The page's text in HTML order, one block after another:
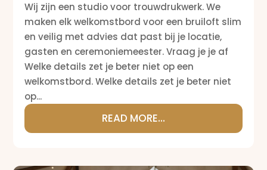
Wij zijn een studio voor trouwdrukwerk. We
maken elk welkomstbord voor een bruiloft slim
en veilig met advies dat past bij je locatie,
gasten en ceremoniemeester. Vraag je je af
Welke details zet je beter niet op een
welkomstbord. Welke details zet je beter niet
op...
READ MORE...